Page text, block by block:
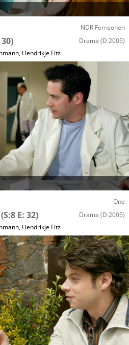
NDR Fernsehen
Drama (D 2005)
, Hendrikje Fitz
One
(S:8 E: 32) Drama (D 2005)
, Hendrikje Fitz